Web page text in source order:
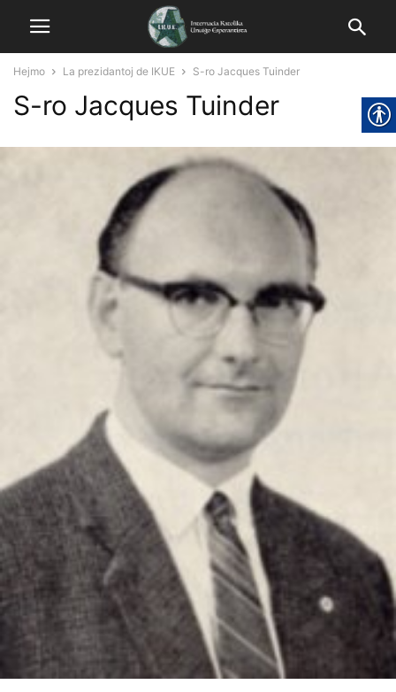
Hejmo La prezidantoj de IKUE S-ro Jacques Tuinder
S-ro Jacques Tuinder